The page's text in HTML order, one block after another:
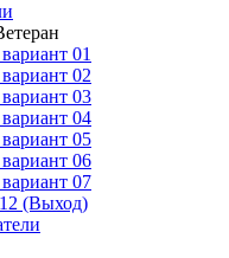
01
02
03
04
05
06
07
(Выход)